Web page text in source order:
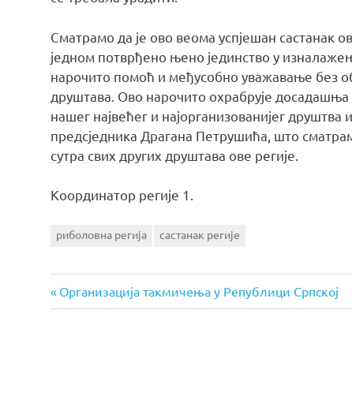
Сматрамо да је ово веома успјешан састанак
једном потврђено њено јединство у
нарочито помоћ и међусобно уважавање без
друштава. Ово нарочито охрабрује
нашег највећег и најорганизованијег
предсједника Драгана Петрушића, што
сутра свих других друштава ове регије.
Координатор регије 1.
риболовна регија састанак регије
Post
Previous
Post:
Организација такмичења у Републици Српској